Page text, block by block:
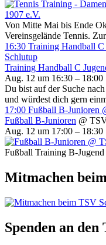
Von Mitte Mai bis Ende
Vereinsgelände Tennis.
16:30 Training Handball
Schlutup
Training Handball C
Aug. 12 um 16:30 – 18:00
Du bist auf der Suche
und würdest dich gern
17:00 Fußball B-Junioren
Fußball B-Junioren @
Aug. 12 um 17:00 – 18:30
Fußball Training B-Jugend
Mitmachen
Spenden an den